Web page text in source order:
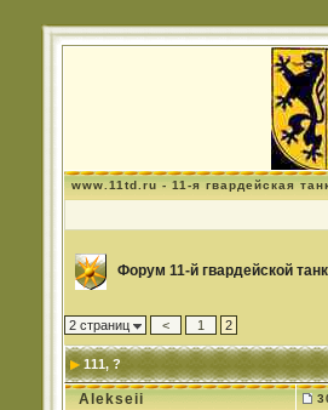
www.11td.ru - 11-я гвардейская
Форум 11-й гвардейской
2 страниц < 1 2
111, ?
Alekseii